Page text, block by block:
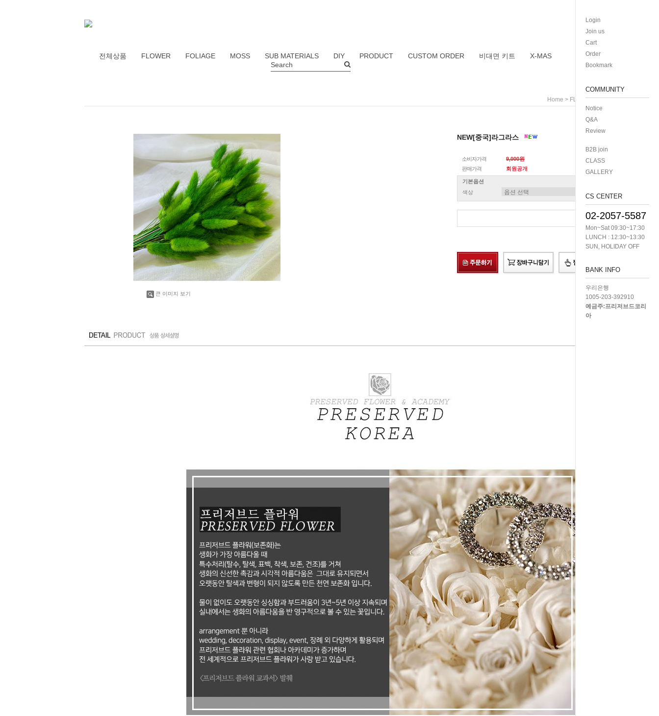
전체상품 FLOWER FOLIAGE MOSS SUB MATERIALS DIY PRODUCT CUSTOM ORDER 비대면 키트
X-MAS
Search
Login
Join us
Cart
Order
Bookmark
COMMUNITY
Notice
Q&A
Review
B2B join
CLASS
GALLERY
CS CENTER
02-2057-5587
Mon~Sat 09:30~17:30
LUNCH : 12:30~13:30
SUN, HOLIDAY OFF
BANK INFO
우리은행
1005-203-392910
예금주:프리저브드코리
아
Home > FLOWER>그 외> NEW[중국]라
큰 이미지 보기
NEW[중국]라그라스
소비자가격
9,000원
판매가격
회원공개
기본옵션
색상
총 상품 금액 0 원